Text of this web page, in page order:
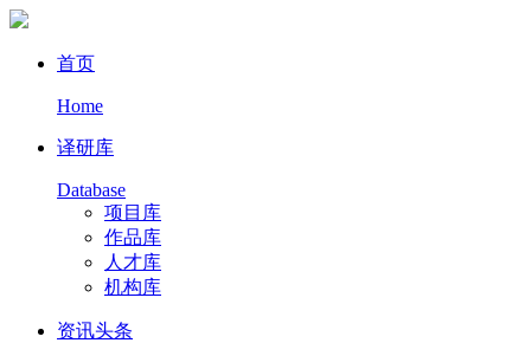
首页
Home
译研库
Database
项目库
作品库
人才库
机构库
资讯头条